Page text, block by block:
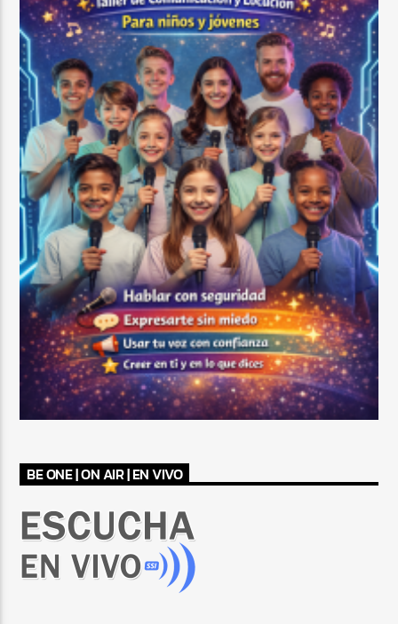
BE ONE | ON AIR | EN VIVO